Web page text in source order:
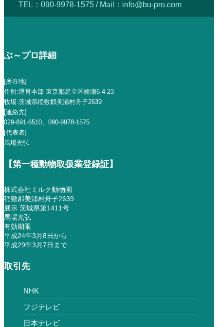
TEL： 090-9978-1575 / Mail： info@bu-pro.com
ぶ～プロ詳細
[所在地]
住所:運営本部 東京都足立区綾瀬6-4-23
牧場:茨城県稲敷郡美浦村舟子2639
[連絡先]
029-891-6510、 090-9978-1575
[代表者]
馬場光弘
【第一種動物取扱業登録証】
株式会社ミルク動物園
稲敷郡美浦村舟子2639
展示 茨城県第1411号
馬場光弘
有効期限
平成24年3月8日から
平成29年3月7日まで
取引先
NHK
フジテレビ
日本テレビ